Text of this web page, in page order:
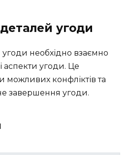
угоди
необхідно взаємно
аспекти угоди. Це
конфліктів та
завершення угоди.